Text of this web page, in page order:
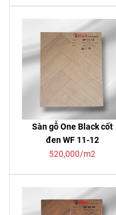
Sàn gỗ One Black cốt
đen WF 11-12
520,000/m2